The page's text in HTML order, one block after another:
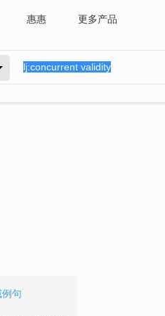
惠惠 更多产品
句